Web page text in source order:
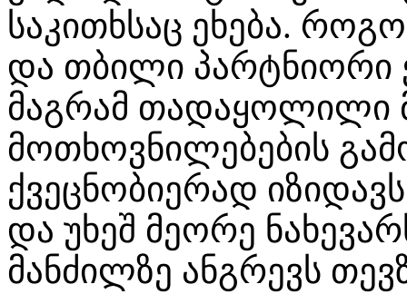
საკითხსაც ეხება.
და თბილი პარტნიორი
მაგრამ თადაყოლილი
მოთხოვნილებების
ქვეცნობიერად
და უხეშ მეორე
მანძილზე ანგრევს